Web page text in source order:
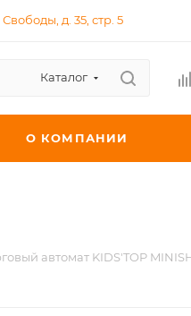
д. 35, стр. 5
Каталог
О КОМПАНИИ
автомат KIDS'TOP